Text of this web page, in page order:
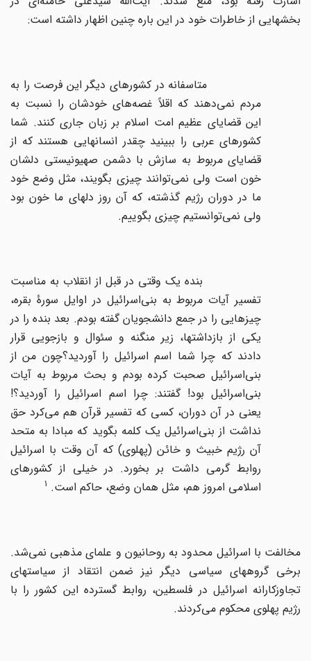
بخشهایی از خاطرات خود در این باره چنین اظهار داشته است:
متاسفانه در کشورهای دیگر این فرصت را به
مردم نمی‌دهند که اقلاً غصه‌های خودشان را نسبت به
این قضایای عظیم امت اسلام بر زبان جاری کنند. شما
کشورهای عربی را ببینید چقدر انسانهایی هستند که از
قضایای مربوط به سازش با دشمن صهیونیستی دلشان
خون است ولی نمی‌توانند چیزی بگویند، مثل وضع خود
ما در دوران رژیم گذشته، که آن روز دلهای ما خون بود
ولی نمی‌توانستیم چیزی بگوییم.
بنده یک وقتی در قبل از انقلاب به مناسبت
تفسیر آیات مربوط به بنی‌اسرائیل در اوایل سورۀ بقره،
چیزهایی را در جمع دانشجویان گفته بودم. بعد بنده را در
یکی از بازداشتها، زیر منگنه و سئوال و بازجویی قرار
دادند که چرا شما اسم اسرائیل را آوردید؟چون من از
بنی‌اسرائیل صحبت کرده بودم و بحث مربوط به آیات
بنی‌اسرائیل بود! گفتند: چرا اسم اسرائیل را آوردید؟!
یعنی در آن دوران، کسی که تفسیر قرآن هم می‌کرد حق
نداشت از بنی‌اسرائیل یک کلمه بگوید که مبادا به متحد
آن رژیم خبیث و خائن (پهلوی) که آن وقت با اسرائیل
روابط گرمی داشت بر بخورد. در خیلی از کشورهای
اسلامی امروز هم، مثل همان وضع، حاکم است.1
مخالفت با اسرائیل محدود به روحانیون و علمای مذهبی نمی‌شد.
برخی گروههای سیاسی دیگر نیز ضمن انتقاد از سیاستهای
تجاوزکارانه اسرائیل در فلسطین، روابط گسترده این کشور را با
رژیم پهلوی محکوم می‌کردند.